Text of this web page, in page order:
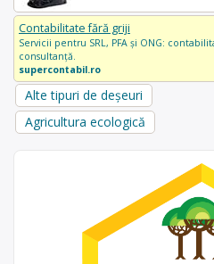
Contabilitate fără griji
Servicii pentru SRL, PFA și ONG:
consultanță.
supercontabil.ro
Alte tipuri de deșeuri
Agricultura ecologică